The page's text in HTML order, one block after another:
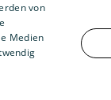
von
Medien